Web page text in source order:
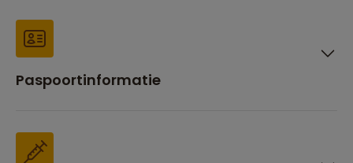
Paspoortinformatie